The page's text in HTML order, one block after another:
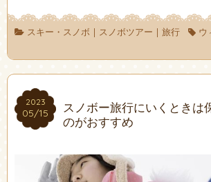
スキー・スノボ | スノボツアー | 旅行
ウ
2023
05/15
2023
05/15
スノボー旅行にいくときは
のがおすすめ